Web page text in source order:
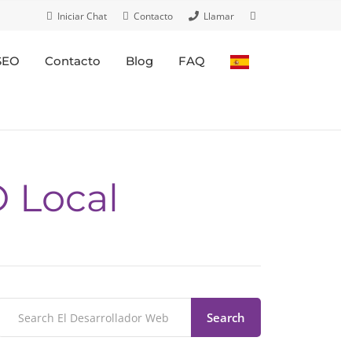
Iniciar Chat Contacto Llamar
Contacto Blog FAQ
Local
Search